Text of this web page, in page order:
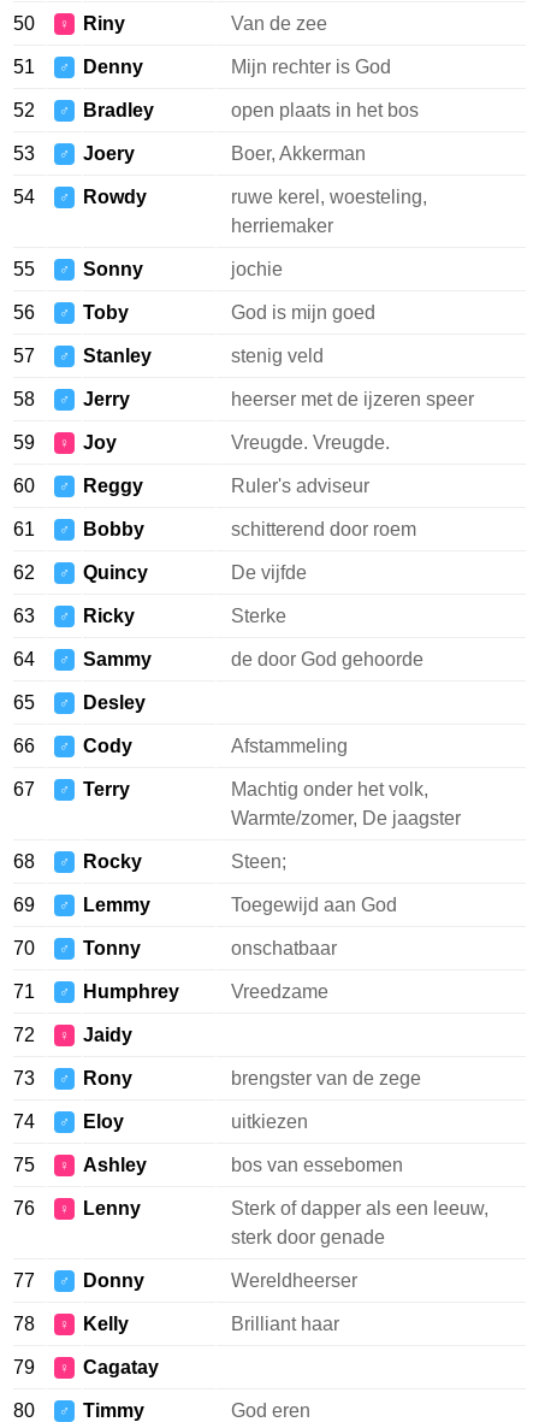
50 ♀ Riny Van de zee
51 ♂ Denny Mijn rechter is God
52 ♂ Bradley open plaats in het bos
53 ♂ Joery Boer, Akkerman
54 ♂ Rowdy
ruwe kerel, woesteling,
herriemaker
55 ♂ Sonny jochie
56 ♂ Toby God is mijn goed
57 ♂ Stanley stenig veld
58 ♂ Jerry heerser met de ijzeren speer
59 ♀ Joy Vreugde. Vreugde.
60 ♂ Reggy Ruler's adviseur
61 ♂ Bobby schitterend door roem
62 ♂ Quincy De vijfde
63 ♂ Ricky Sterke
64 ♂ Sammy de door God gehoorde
65 ♂ Desley
66 ♂ Cody Afstammeling
67 ♂ Terry
Machtig onder het volk,
Warmte/zomer, De jaagster
68 ♂ Rocky Steen;
69 ♂ Lemmy Toegewijd aan God
70 ♂ Tonny onschatbaar
71 ♂ Humphrey Vreedzame
72 ♀ Jaidy
73 ♂ Rony brengster van de zege
74 ♂ Eloy uitkiezen
75 ♀ Ashley bos van essebomen
76 ♀ Lenny
Sterk of dapper als een leeuw,
sterk door genade
77 ♂ Donny Wereldheerser
78 ♀ Kelly Brilliant haar
79 ♀ Cagatay
80 ♂ Timmy God eren